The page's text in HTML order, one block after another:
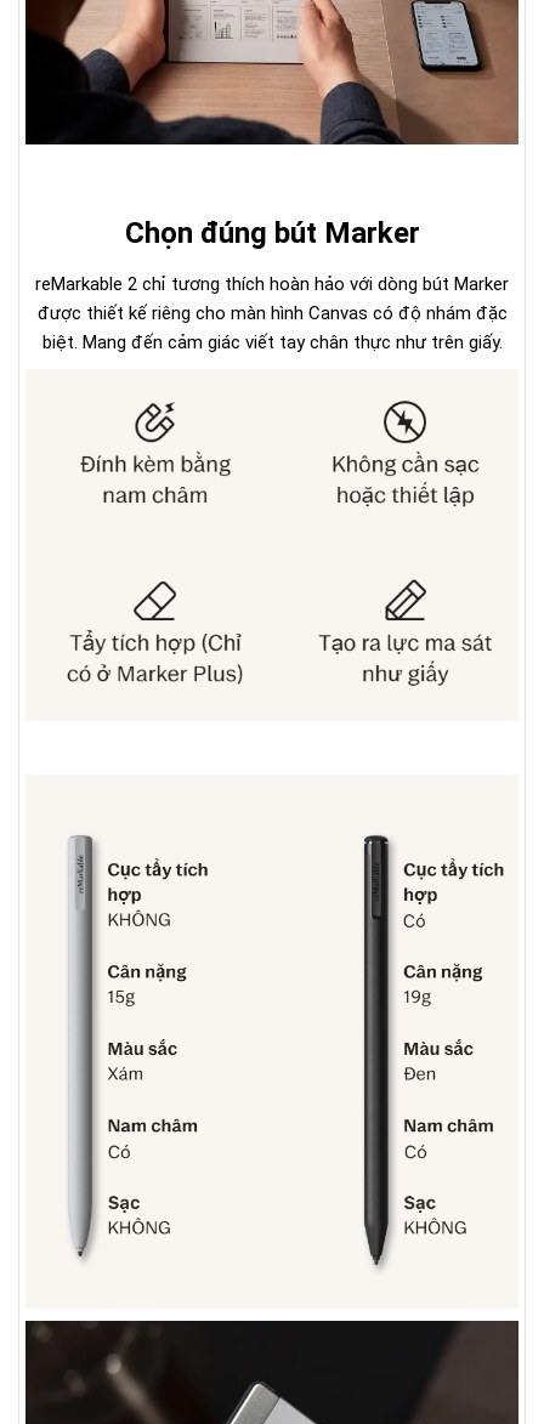
Chọn đúng bút Marker
reMarkable 2 chỉ tương thích hoàn hảo với dòng bút Marker
được thiết kế riêng cho màn hình Canvas có độ nhám đặc
biệt. Mang đến cảm giác viết tay chân thực như trên giấy.